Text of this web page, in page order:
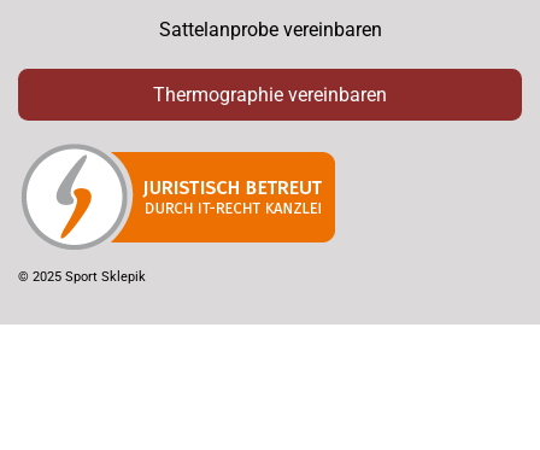
Sattelanprobe vereinbaren
Thermographie vereinbaren
© 2025 Sport Sklepik